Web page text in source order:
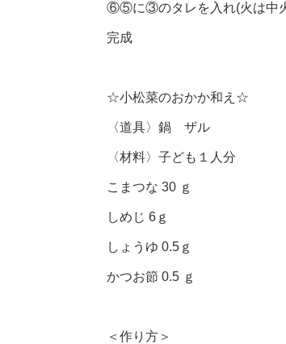
⑥⑤に③のタレを入れ(火は中火
完成
☆小松菜のおかか和え☆
〈道具〉鍋 ザル
〈材料〉子ども１人分
こまつな 30 ｇ
しめじ 6ｇ
しょうゆ 0.5ｇ
かつお節 0.5 ｇ
＜作り方＞